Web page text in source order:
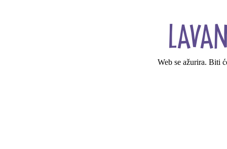
Web se ažurira. Biti